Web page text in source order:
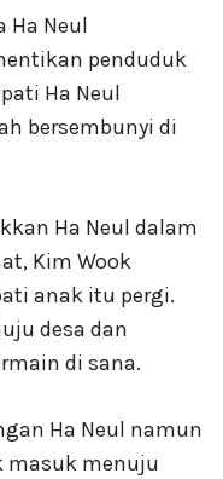
Ha Neul
penduduk
Ha Neul
bersembunyi di
Ha Neul dalam
Kim Wook
anak itu pergi.
desa dan
di sana.
Ha Neul namun
masuk menuju